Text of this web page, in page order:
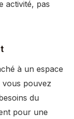
activité, pas
à un espace
vous pouvez
du
pour une